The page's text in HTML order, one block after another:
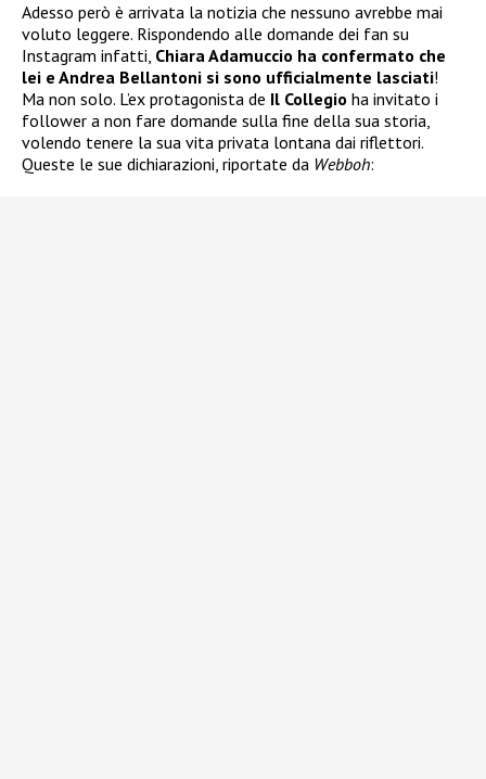
Adesso però è arrivata la notizia che nessuno avrebbe mai
voluto leggere. Rispondendo alle domande dei fan su
Instagram infatti, Chiara Adamuccio ha confermato che
lei e Andrea Bellantoni si sono ufficialmente lasciati!
Ma non solo. L’ex protagonista de Il Collegio ha invitato i
follower a non fare domande sulla fine della sua storia,
volendo tenere la sua vita privata lontana dai riflettori.
Queste le sue dichiarazioni, riportate da Webboh: